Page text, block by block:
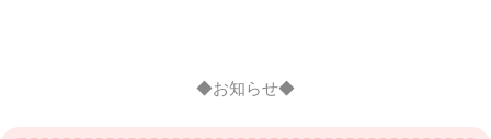
◆お知らせ◆